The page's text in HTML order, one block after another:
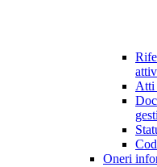
Atti
Oneri